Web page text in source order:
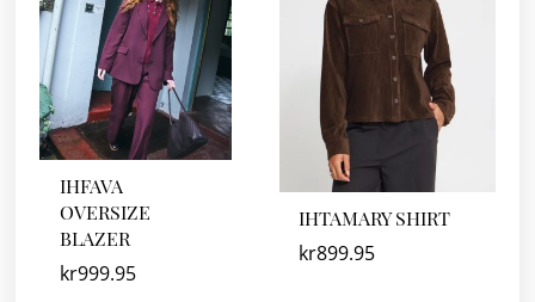
IHFAVA
OVERSIZE
BLAZER
kr999.95
IHTAMARY SHIRT
kr899.95